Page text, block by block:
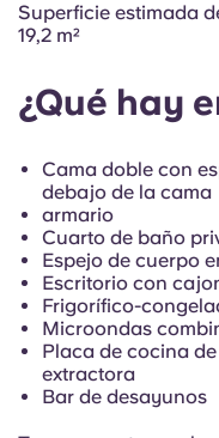
Superficie estimada
19,2 m²
¿Qué hay
Cama doble con
debajo de la cama
armario
Cuarto de baño
Espejo de cuerpo
Escritorio con
Frigorífico-
Microondas
Placa de cocina
extractora
Bar de desayunos